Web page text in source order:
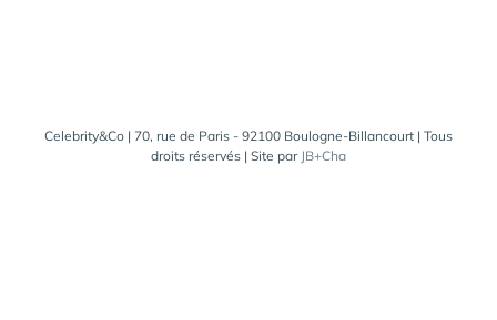
Celebrity&Co | 70, rue de Paris - 92100 Boulogne-Billancourt | Tous
droits réservés | Site par JB+Cha